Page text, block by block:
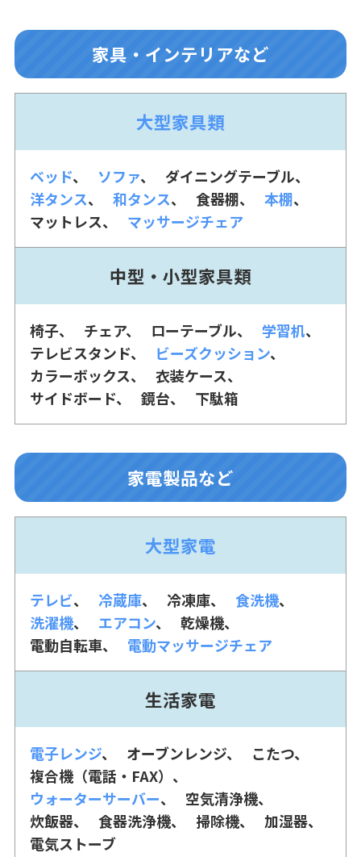
家具・インテリアなど
大型家具類
ベッド ソファ
ダイニングテーブル
洋タンス
和タンス 食器棚
本棚
マットレス
マッサージチェア
中型・小型家具類
椅子 チェア ローテーブル
学習机
テレビスタンド
ビーズクッション
カラーボックス
衣装ケース
サイドボード
鏡台 下駄箱
家電製品など
大型家電
テレビ 冷蔵庫 冷凍庫
食洗機
洗濯機
エアコン
乾燥機
電動自転車
電動マッサージチェア
生活家電
電子レンジ オーブンレンジ
こたつ
複合機（電話・FAX）
ウォーターサーバー
空気清浄機
炊飯器
食器洗浄機 掃除機
加湿器
電気ストーブ